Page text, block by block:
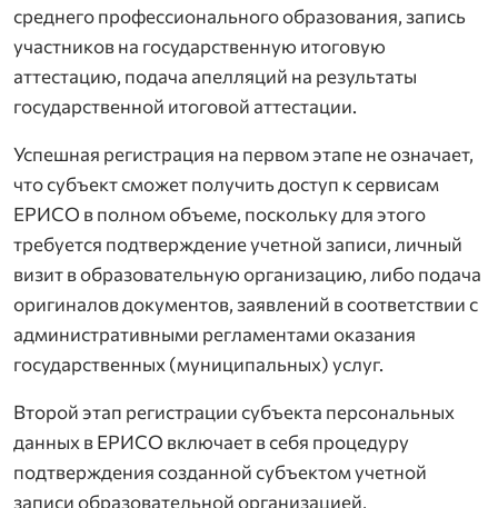
среднего профессионального образования, запись
участников на государственную итоговую
аттестацию, подача апелляций на результаты
государственной итоговой аттестации.
Успешная регистрация на первом этапе не означает,
что субъект сможет получить доступ к сервисам
ЕРИСО в полном объеме, поскольку для этого
требуется подтверждение учетной записи, личный
визит в образовательную организацию, либо подача
оригиналов документов, заявлений в соответствии с
административными регламентами оказания
государственных (муниципальных) услуг.
Второй этап регистрации субъекта персональных
данных в ЕРИСО включает в себя процедуру
подтверждения созданной субъектом учетной
записи образовательной организацией,